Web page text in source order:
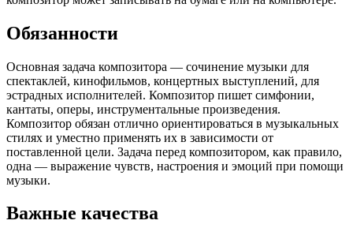
Обязанности
Основная задача композитора — сочинение музыки для
спектаклей, кинофильмов, концертных выступлений, для
эстрадных исполнителей. Композитор пишет симфонии,
кантаты, оперы, инструментальные произведения.
Композитор обязан отлично ориентироваться в музыкальных
стилях и уместно применять их в зависимости от
поставленной цели. Задача перед композитором, как правило,
одна — выражение чувств, настроения и эмоций при помощи
музыки.
Важные качества